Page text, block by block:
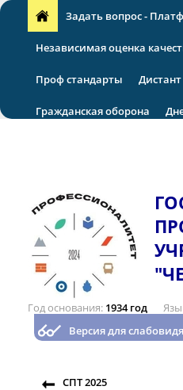
Задать вопрос -
Независимая оценка
Проф стандарты Дистант
Гражданская оборона
Год основания 1934 год
Версия для
СПТ 2025